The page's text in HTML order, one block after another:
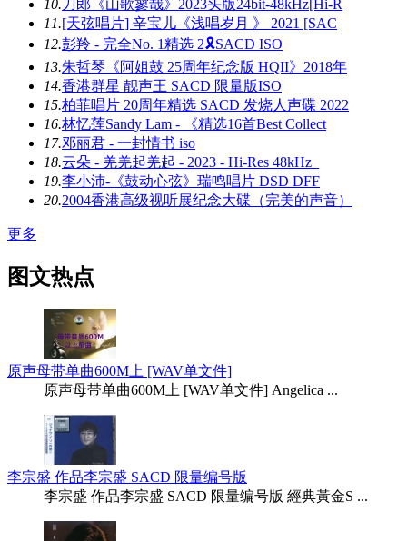
10.刀郎《山歌寥哉》2023头版24bit-48kHz[Hi-R
11.[天弦唱片] 辛宝儿《浅唱岁月 》 2021 [SAC
12.彭羚 - 完全No. 1精选 2🎗SACD ISO
13.朱哲琴《阿姐鼓 25周年纪念版 HQII》2018年
14.香港群星 靓声王 SACD 限量版ISO
15.柏菲唱片 20周年精选 SACD 发烧人声碟 2022
16.林忆莲Sandy Lam - 《精选16首Best Collect
17.邓丽君 - 一封情书 iso
18.云朵 - 羌羌起羌起 - 2023 - Hi-Res 48kHz_
19.李小沛-《鼓动心弦》瑞鸣唱片 DSD DFF
20.2004香港高级视听展纪念大碟（完美的声音）
更多
图文热点
原声母带单曲600M上 [WAV单文件]
原声母带单曲600M上 [WAV单文件] Angelica ...
李宗盛 作品李宗盛 SACD 限量编号版
李宗盛 作品李宗盛 SACD 限量编号版 經典黃金S ...